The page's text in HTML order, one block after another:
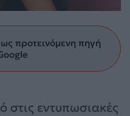
προτεινόμενη πηγή
στις εντυπωσιακές